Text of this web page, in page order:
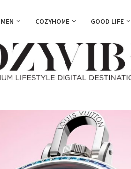
MEN COZYHOME GOOD LIFE